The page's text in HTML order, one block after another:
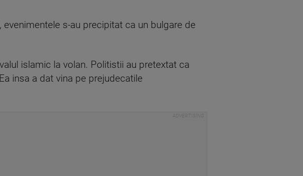
s-au precipitat ca un bulgare de
islamic la volan. Politistii au pretextat ca
insa a dat vina pe prejudecatile